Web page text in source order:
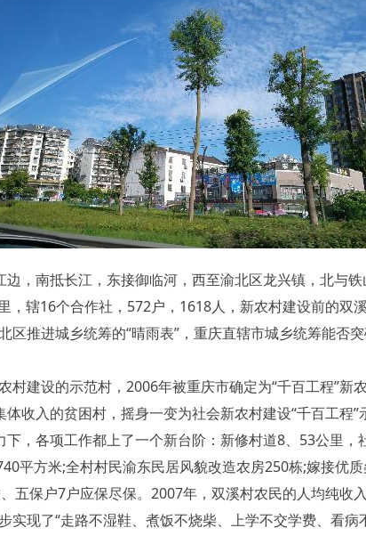
南抵长江，东接御临河，西至渝北区龙兴镇，北与铁
辖16个合作社，572户，1618人，新农村建设前的双
推进城乡统筹的“晴雨表”，重庆直辖市城乡统筹能否突
建设的示范村，2006年被重庆市确定为“千百工程”新
收入的贫困村，摇身一变为社会新农村建设“千百工程”
，各项工作都上了一个新台阶：新修村道8、53公里
平方米;全村村民渝东民居风貌改造农房250栋;嫁接优
五保户7户应保尽保。2007年，双溪村农民的人均纯收
现了“走路不湿鞋、煮饭不烧柴、上学不交学费、看病